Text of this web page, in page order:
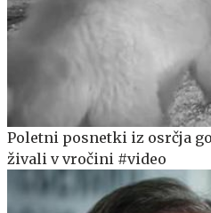
Poletni posnetki iz osrčja
živali v vročini #video